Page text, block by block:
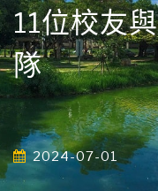
11位校友
隊
2024-07-01